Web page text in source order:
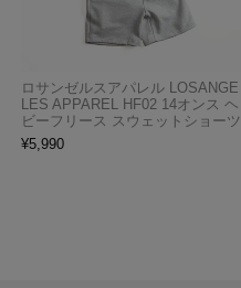
ロサンゼルスアパレル LOSANGE
LES APPAREL HF02 14オンス ヘ
ビーフリース スウェットショーツ
¥5,990